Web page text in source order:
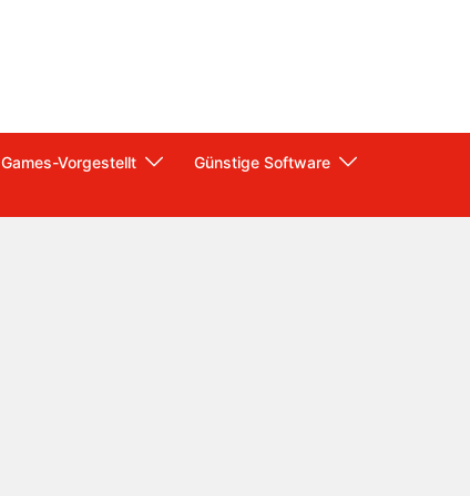
Games-Vorgestellt
Günstige Software